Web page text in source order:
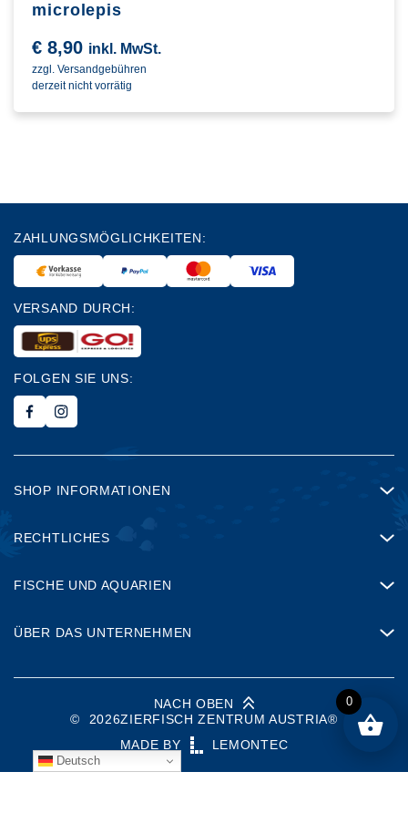
microlepis
€ 8,90 inkl. MwSt.
zzgl. Versandgebühren
derzeit nicht vorrätig
ZAHLUNGSMÖGLICHKEITEN:
VERSAND DURCH:
FOLGEN SIE UNS:
SHOP INFORMATIONEN
RECHTLICHES
FISCHE UND AQUARIEN
ÜBER DAS UNTERNEHMEN
© 2026ZIERFISCH ZENTRUM AUSTRIA®
MADE BY
LEMONTEC
NACH OBEN
Deutsch
0